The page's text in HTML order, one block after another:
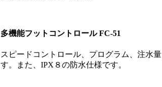
多機能フットコントロール FC-51
スピードコントロール、プログラム、注水
す。また、IPX８の防水仕様です。